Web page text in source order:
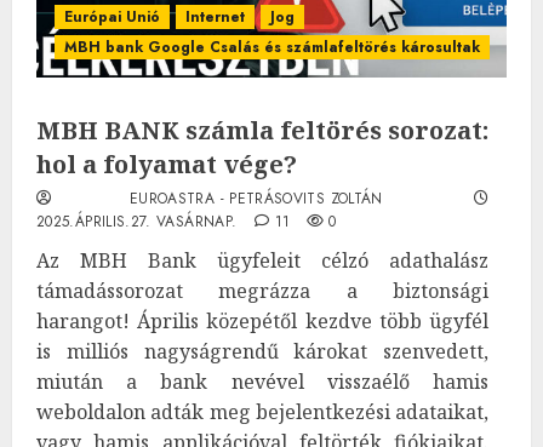
Európai Unió
Internet
Jog
MBH bank Google Csalás és számlafeltörés károsultak
MBH BANK számla feltörés sorozat:
hol a folyamat vége?
EUROASTRA - PETRÁSOVITS ZOLTÁN
2025.ÁPRILIS.27. VASÁRNAP.
11 0
Az MBH Bank ügyfeleit célzó adathalász
támadássorozat megrázza a biztonsági
harangot! Április közepétől kezdve több ügyfél
is milliós nagyságrendű károkat szenvedett,
miután a bank nevével visszaélő hamis
weboldalon adták meg bejelentkezési adataikat,